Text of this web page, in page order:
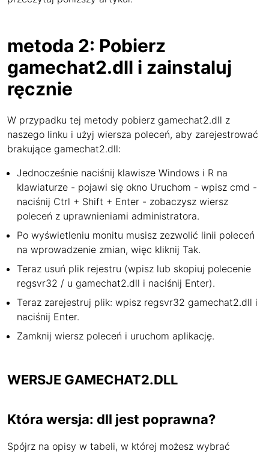
metoda 2: Pobierz
gamechat2.dll i zainstaluj
ręcznie
W przypadku tej metody pobierz gamechat2.dll z
naszego linku i użyj wiersza poleceń, aby zarejestrować
brakujące gamechat2.dll:
Jednocześnie naciśnij klawisze Windows i R na
klawiaturze - pojawi się okno Uruchom - wpisz cmd -
naciśnij Ctrl + Shift + Enter - zobaczysz wiersz
poleceń z uprawnieniami administratora.
Po wyświetleniu monitu musisz zezwolić linii poleceń
na wprowadzenie zmian, więc kliknij Tak.
Teraz usuń plik rejestru (wpisz lub skopiuj polecenie
regsvr32 / u gamechat2.dll i naciśnij Enter).
Teraz zarejestruj plik: wpisz regsvr32 gamechat2.dll i
naciśnij Enter.
Zamknij wiersz poleceń i uruchom aplikację.
WERSJE GAMECHAT2.DLL
Która wersja: dll jest poprawna?
Spójrz na opisy w tabeli, w której możesz wybrać